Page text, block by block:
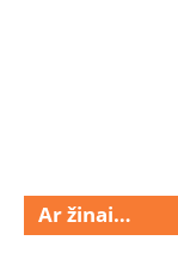
Ar žinai…